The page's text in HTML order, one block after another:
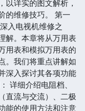
以详实的图文解析，
的维修技巧。 第一
入电视机维修之
解。本章将从万用表
用表和模拟万用表的
。我们将重点讲解如
深入探讨其各项功能
详细介绍电阻档、
直流与交流）、二极
能的使用方法和注意